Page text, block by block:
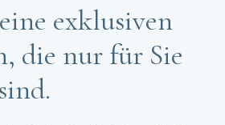
exklusiven
die nur für Sie